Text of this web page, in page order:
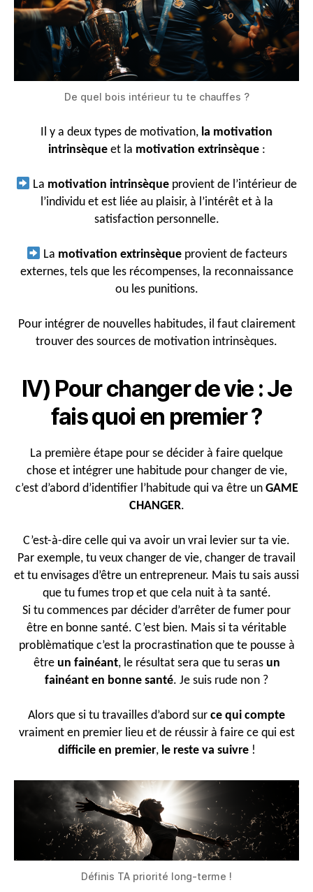
De quel bois intérieur tu te chauffes ?
Il y a deux types de motivation, la motivation
intrinsèqueet la motivation extrinsèque:
La motivation intrinsèque provient de l’intérieur de
l’individu et est liée au plaisir, à l’intérêt et à la
satisfaction personnelle.
La motivation extrinsèqueprovient de facteurs
externes, tels que les récompenses, la reconnaissance
ou les punitions.
Pour intégrer de nouvelles habitudes, il faut clairement
trouver des sources de motivation intrinsèques.
IV) Pour changer de vie : Je
fais quoi en premier ?
La première étape pour se décider à faire quelque
chose et intégrer une habitude pour changer de vie,
c’est d’abord d’identifier l’habitude qui va être un GAME
CHANGER.
C’est-à-dire celle qui va avoir un vrai levier sur ta vie.
Par exemple, tu veux changer de vie, changer de travail
et tu envisages d’être un entrepreneur. Mais tu sais aussi
que tu fumes trop et que cela nuit à ta santé.
Si tu commences par décider d’arrêter de fumer pour
être en bonne santé. C’est bien. Mais si ta véritable
problèmatique c’est la procrastination que te pousse à
être un fainéant, le résultat sera que tu seras un
fainéant en bonne santé. Je suis rude non ?
Alors que si tu travailles d’abord sur ce qui compte
vraiment en premier lieu et de réussir à faire ce qui est
difficile en premier, le reste va suivre!
Définis TA priorité long-terme !